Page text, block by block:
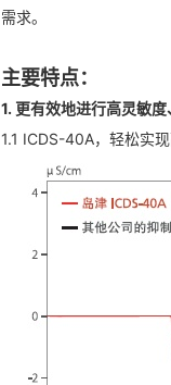
需求。
主要特点：
1. 更有效地进行高灵敏度
1.1 ICDS-40A，轻松实